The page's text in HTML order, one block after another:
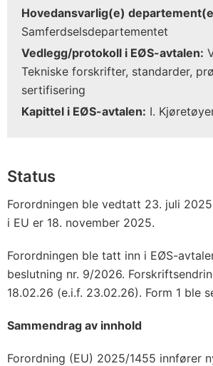
Hovedansvarlig(e)
Samferdselsdepartementet
Vedlegg/protokoll i EØS-avtalen:
Tekniske forskrifter, standarder,
sertifisering
Kapittel i EØS-avtalen: I.
Status
Forordningen ble vedtatt 23. juli
i EU er 18. november 2025.
Forordningen ble tatt inn i EØS-
beslutning nr. 9/2026.
18.02.26 (e.i.f. 23.02.26). Form 1 ble
Sammendrag av innhold
Forordning (EU) 2025/1455 innfører